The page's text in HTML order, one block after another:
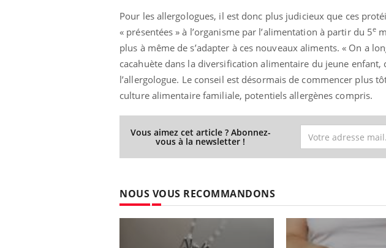
Pour les allergologues, il est donc plus judicieux que ces
« présentées » à l’organisme par l’alimentation à partir du 5e
plus à même de s’adapter à ces nouveaux aliments. « On a
cacahuète dans la diversification alimentaire du jeune enfant,
l’allergologue. Le conseil est désormais de commencer plus
culture alimentaire familiale, potentiels allergènes compris.
Vous aimez cet article ? Abonnez-
vous à la newsletter !
NOUS VOUS RECOMMANDONS